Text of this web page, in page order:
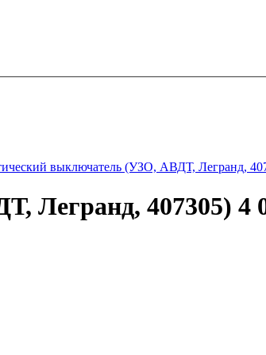
выключатель (УЗО, АВДТ, Легранд,
Легранд, 407305) 4